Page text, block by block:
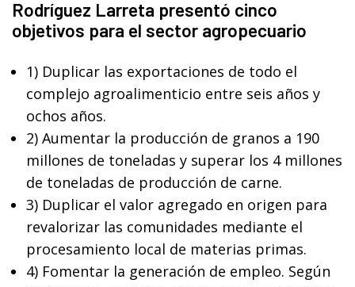
Rodríguez Larreta presentó cinco
objetivos para el sector agropecuario
1) Duplicar las exportaciones de todo el
complejo agroalimenticio entre seis años y
ochos años.
2) Aumentar la producción de granos a 190
millones de toneladas y superar los 4 millones
de toneladas de producción de carne.
3) Duplicar el valor agregado en origen para
revalorizar las comunidades mediante el
procesamiento local de materias primas.
4) Fomentar la generación de empleo. Según